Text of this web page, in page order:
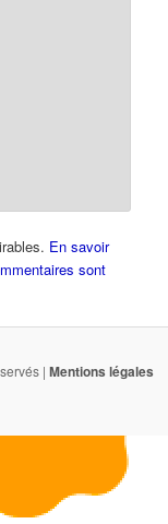
En savoir
sont
| Mentions légales